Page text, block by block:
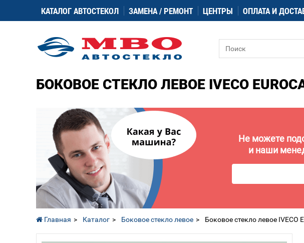
КАТАЛОГ АВТОСТЕКОЛ ЗАМЕНА / РЕМОНТ ЦЕНТРЫ ОПЛАТА И
БОКОВОЕ СТЕКЛО ЛЕВОЕ IVECO
Не можете
и наши
Главная Каталог Боковое стекло левое Боковое стекло левое IVECO